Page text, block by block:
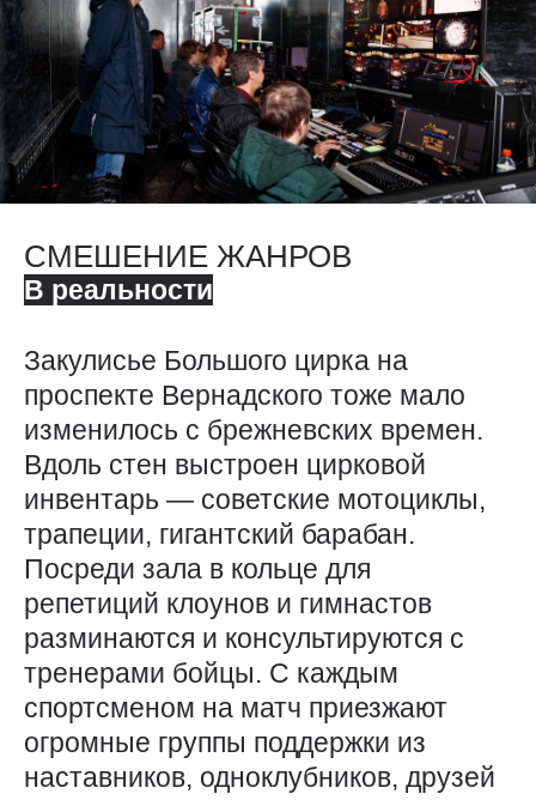
СМЕШЕНИЕ ЖАНРОВ
В реальности
Закулисье Большого цирка на
проспекте Вернадского тоже мало
изменилось с брежневских времен.
Вдоль стен выстроен цирковой
инвентарь — ​совет­ские мотоциклы,
трапеции, гигантский барабан.
Посреди зала в кольце для
репетиций клоунов и гимнастов
разминаются и консультируются с
тренерами бойцы. С каждым
спортсменом на матч приезжают
огромные группы поддержки из
наставников, одноклубников, друзей